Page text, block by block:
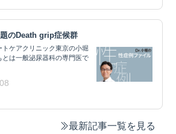
のDeath grip症候群
トケアクリニック東京の小堀
は一般泌尿器科の専門医で
最新記事一覧を見る